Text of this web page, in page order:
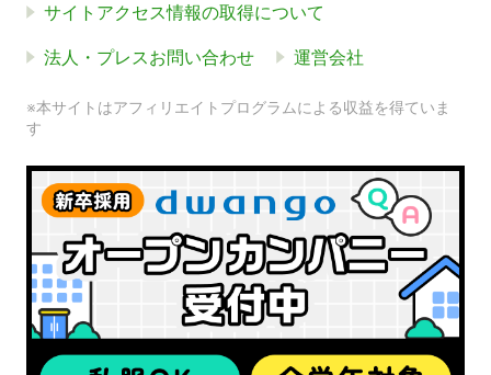
サイトアクセス情報の取得について
法人・プレスお問い合わせ 運営会社
※本サイトはアフィリエイトプログラムによる収益を得ていま
す